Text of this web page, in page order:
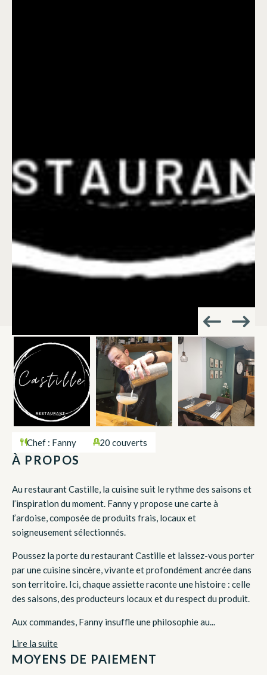
Chef : Fanny 20 couverts
À PROPOS
Au restaurant Castille, la cuisine suit le rythme des saisons et
l’inspiration du moment. Fanny y propose une carte à
l’ardoise, composée de produits frais, locaux et
soigneusement sélectionnés.
Poussez la porte du restaurant Castille et laissez-vous porter
par une cuisine sincère, vivante et profondément ancrée dans
son territoire. Ici, chaque assiette raconte une histoire : celle
des saisons, des producteurs locaux et du respect du produit.
Aux commandes, Fanny insuffle une philosophie au...
Lire la suite
MOYENS DE PAIEMENT